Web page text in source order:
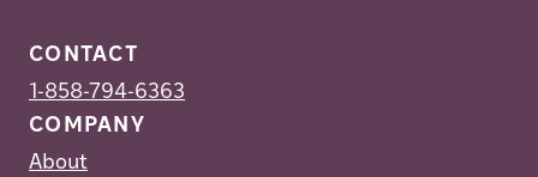
CONTACT
1-858-794-6363
COMPANY
About